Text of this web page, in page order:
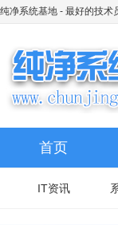
纯净系统基地 - 最好的技术
首页
IT资讯